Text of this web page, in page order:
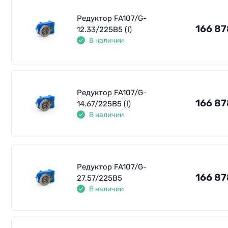
Редуктор FA107/G-
12.33/225B5 (I)
В наличии
166
Редуктор FA107/G-
14.67/225B5 (I)
В наличии
166
Редуктор FA107/G-
27.57/225B5
В наличии
166